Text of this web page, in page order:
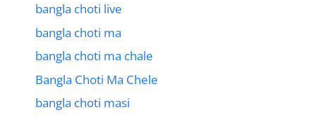
bangla choti live
bangla choti ma
bangla choti ma chale
Bangla Choti Ma Chele
bangla choti masi